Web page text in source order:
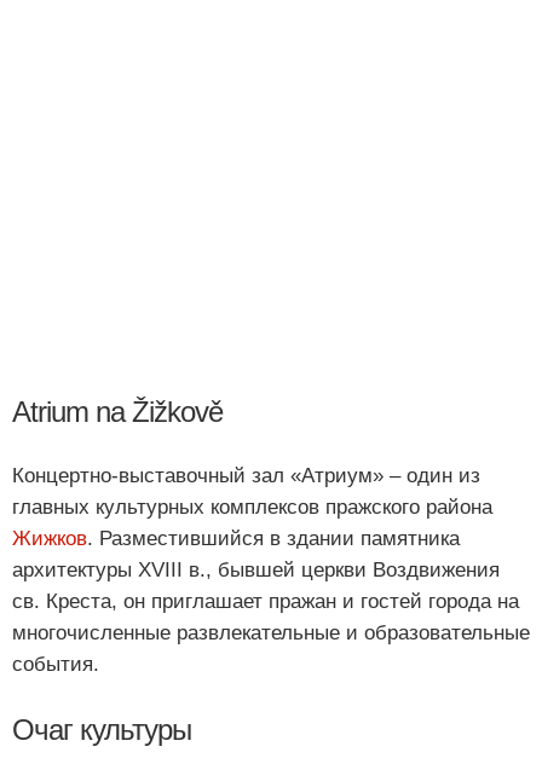
Atrium na Žižkově
Концертно-выставочный зал «Атриум» ‒ один из
главных культурных комплексов пражского района
Жижков. Разместившийся в здании памятника
архитектуры XVIII в., бывшей церкви Воздвижения
св. Креста, он приглашает пражан и гостей города на
многочисленные развлекательные и образовательные
события.
Очаг культуры